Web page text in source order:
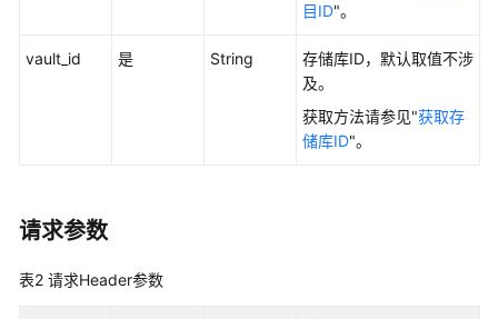
特
性
南
目ID"。
vault_id 是 String
存储库ID，默认取值不涉
及。
获取方法请参见"获取存
储库ID"。
请求参数
表2 请求Header参数